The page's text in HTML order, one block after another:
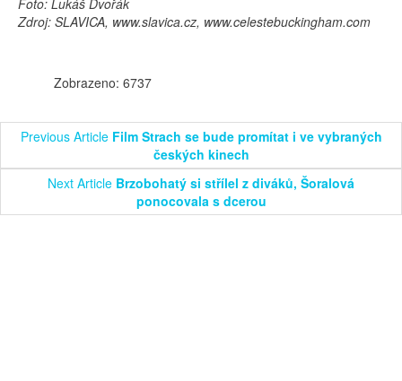
Zdroj: SLAVICA, www.slavica.cz, www.celestebuckingham.com
Zobrazeno: 6737
Previous Article Film Strach se bude promítat i ve vybraných
českých kinech
Next Article Brzobohatý si střílel z diváků, Šoralová
ponocovala s dcerou